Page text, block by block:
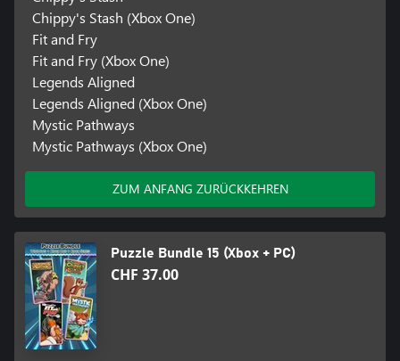
Chippy's Stash (Xbox One)
Fit and Fry
Fit and Fry (Xbox One)
Legends Aligned
Legends Aligned (Xbox One)
Mystic Pathways
Mystic Pathways (Xbox One)
ZUM ANFANG ZURÜCKKEHREN
Puzzle Bundle 15 (Xbox + PC)
CHF 37.00